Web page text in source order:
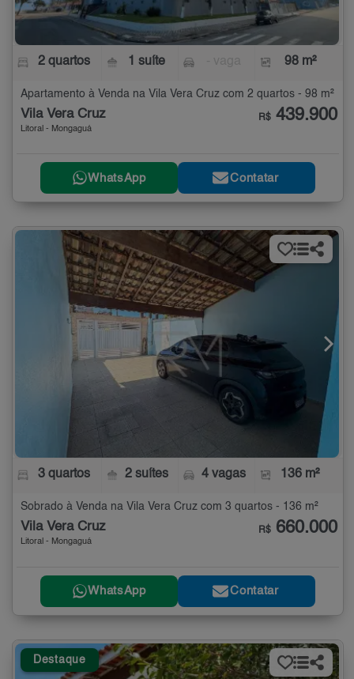
2 quartos 1 suíte 98 m²
Apartamento à Venda na Vila Vera Cruz com 2 quartos - 98 m²
Vila Vera Cruz
Litoral - Mongaguá
R$ 439.900
WhatsApp Contatar
3 quartos 2 suítes 4 vagas 136 m²
Sobrado à Venda na Vila Vera Cruz com 3 quartos - 136 m²
Vila Vera Cruz
Litoral - Mongaguá
R$ 660.000
WhatsApp Contatar
Destaque